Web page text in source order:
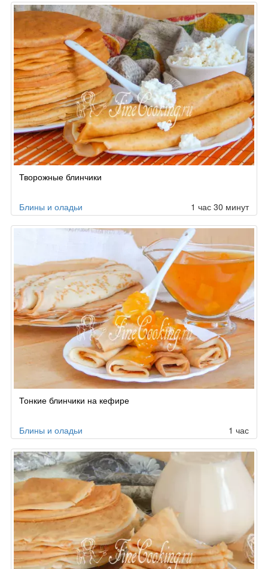
Творожные блинчики
Блины и оладьи 1 час 30 минут
Тонкие блинчики на кефире
Блины и оладьи 1 час